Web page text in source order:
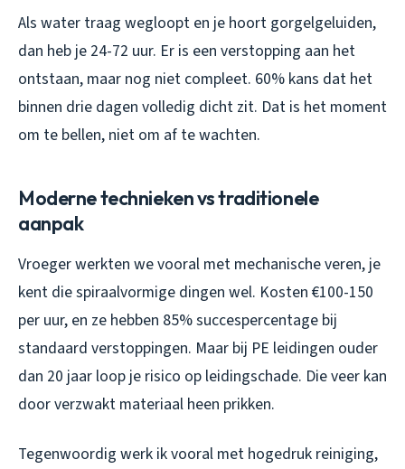
Als water traag wegloopt en je hoort gorgelgeluiden,
dan heb je 24-72 uur. Er is een verstopping aan het
ontstaan, maar nog niet compleet. 60% kans dat het
binnen drie dagen volledig dicht zit. Dat is het moment
om te bellen, niet om af te wachten.
Moderne technieken vs traditionele
aanpak
Vroeger werkten we vooral met mechanische veren, je
kent die spiraalvormige dingen wel. Kosten €100-150
per uur, en ze hebben 85% succespercentage bij
standaard verstoppingen. Maar bij PE leidingen ouder
dan 20 jaar loop je risico op leidingschade. Die veer kan
door verzwakt materiaal heen prikken.
Tegenwoordig werk ik vooral met hogedruk reiniging,